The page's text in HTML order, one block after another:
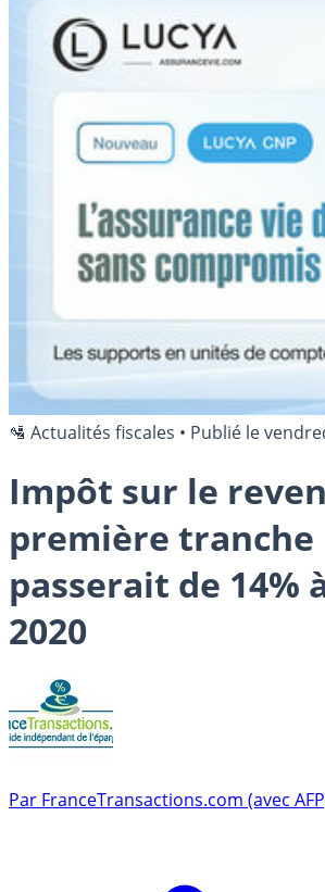
🛂 Actualités fiscales • Publié le
Impôt sur le
première tranche
passerait de 14%
2020
Par FranceTransactions.com (avec